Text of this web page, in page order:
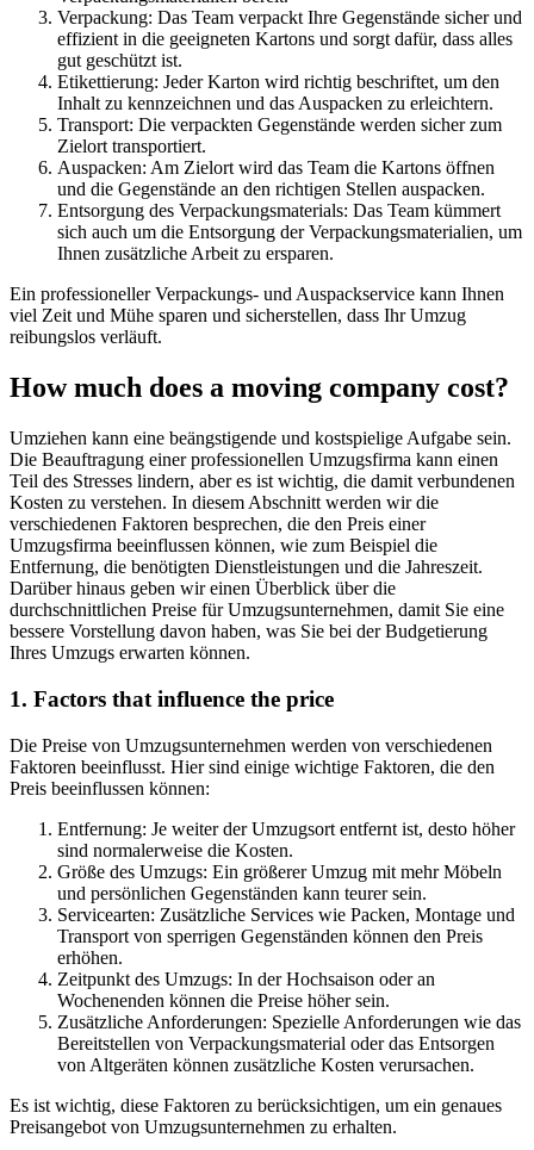
Verpackung: Das Team verpackt Ihre Gegenstände sicher und
effizient in die geeigneten Kartons und sorgt dafür, dass alles
gut geschützt ist.
Etikettierung: Jeder Karton wird richtig beschriftet, um den
Inhalt zu kennzeichnen und das Auspacken zu erleichtern.
Transport: Die verpackten Gegenstände werden sicher zum
Zielort transportiert.
Auspacken: Am Zielort wird das Team die Kartons öffnen
und die Gegenstände an den richtigen Stellen auspacken.
Entsorgung des Verpackungsmaterials: Das Team kümmert
sich auch um die Entsorgung der Verpackungsmaterialien, um
Ihnen zusätzliche Arbeit zu ersparen.
Ein professioneller Verpackungs- und Auspackservice kann Ihnen
viel Zeit und Mühe sparen und sicherstellen, dass Ihr Umzug
reibungslos verläuft.
How much does a moving company cost?
Umziehen kann eine beängstigende und kostspielige Aufgabe sein.
Die Beauftragung einer professionellen Umzugsfirma kann einen
Teil des Stresses lindern, aber es ist wichtig, die damit verbundenen
Kosten zu verstehen. In diesem Abschnitt werden wir die
verschiedenen Faktoren besprechen, die den Preis einer
Umzugsfirma beeinflussen können, wie zum Beispiel die
Entfernung, die benötigten Dienstleistungen und die Jahreszeit.
Darüber hinaus geben wir einen Überblick über die
durchschnittlichen Preise für Umzugsunternehmen, damit Sie eine
bessere Vorstellung davon haben, was Sie bei der Budgetierung
Ihres Umzugs erwarten können.
1. Factors that influence the price
Die Preise von Umzugsunternehmen werden von verschiedenen
Faktoren beeinflusst. Hier sind einige wichtige Faktoren, die den
Preis beeinflussen können:
Entfernung: Je weiter der Umzugsort entfernt ist, desto höher
sind normalerweise die Kosten.
Größe des Umzugs: Ein größerer Umzug mit mehr Möbeln
und persönlichen Gegenständen kann teurer sein.
Servicearten: Zusätzliche Services wie Packen, Montage und
Transport von sperrigen Gegenständen können den Preis
erhöhen.
Zeitpunkt des Umzugs: In der Hochsaison oder an
Wochenenden können die Preise höher sein.
Zusätzliche Anforderungen: Spezielle Anforderungen wie das
Bereitstellen von Verpackungsmaterial oder das Entsorgen
von Altgeräten können zusätzliche Kosten verursachen.
Es ist wichtig, diese Faktoren zu berücksichtigen, um ein genaues
Preisangebot von Umzugsunternehmen zu erhalten.